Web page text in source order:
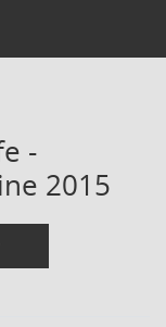
-
2015